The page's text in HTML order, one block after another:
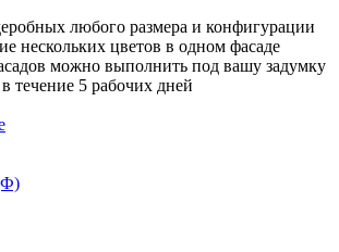
любого размера и конфигурации
нескольких цветов в одном фасаде
можно выполнить под вашу задумку
течение 5 рабочих дней